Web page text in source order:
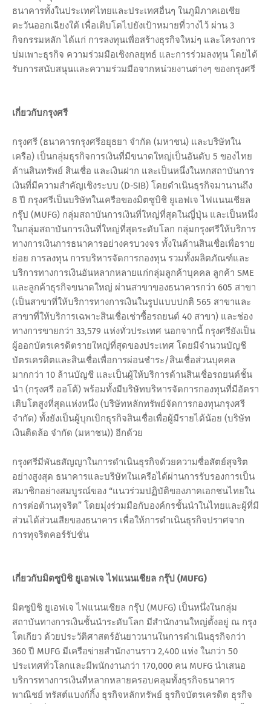
ธนาคารทั้งในประเทศไทยและประเทศอื่นๆ ในภูมิภาคเอเชีย
ตะวันออกเฉียงใต้ เพื่อเติบโตไปยังเป้าหมายที่วางไว้ ผ่าน 3
กิจกรรมหลัก ได้แก่ การลงทุนเพื่อสร้างธุรกิจใหม่ๆ และโครงการ
บ่มเพาะธุรกิจ ความร่วมมือเชิงกลยุทธ์ และการร่วมลงทุน โดยได้
รับการสนับสนุนและความร่วมมือจากหน่วยงานต่างๆ ของกรุงศรี
เกี่ยวกับกรุงศรี
กรุงศรี (ธนาคารกรุงศรีอยุธยา จำกัด (มหาชน) และบริษัทใน
เครือ) เป็นกลุ่มธุรกิจการเงินที่มีขนาดใหญ่เป็นอันดับ 5 ของไทย
ด้านสินทรัพย์ สินเชื่อ และเงินฝาก และเป็นหนึ่งในหกสถาบันการ
เงินที่มีความสำคัญเชิงระบบ (D-SIB) โดยดำเนินธุรกิจมานานถึง
8 ปี กรุงศรีเป็นบริษัทในเครือของมิตซูบิชิ ยูเอฟเจ ไฟแนนเชียล
กรุ๊ป (MUFG) กลุ่มสถาบันการเงินที่ใหญ่ที่สุดในญี่ปุ่น และเป็นหนึ่ง
ในกลุ่มสถาบันการเงินที่ใหญ่ที่สุดระดับโลก กลุ่มกรุงศรีให้บริการ
ทางการเงินการธนาคารอย่างครบวงจร ทั้งในด้านสินเชื่อเพื่อราย
ย่อย การลงทุน การบริหารจัดการกองทุน รวมทั้งผลิตภัณฑ์และ
บริการทางการเงินอันหลากหลายแก่กลุ่มลูกค้าบุคคล ลูกค้า SME
และลูกค้าธุรกิจขนาดใหญ่ ผ่านสาขาของธนาคารกว่า 605 สาขา
(เป็นสาขาที่ให้บริการทางการเงินในรูปแบบปกติ 565 สาขาและ
สาขาที่ให้บริการเฉพาะสินเชื่อเช่าซื้อรถยนต์ 40 สาขา) และช่อง
ทางการขายกว่า 33,579 แห่งทั่วประเทศ นอกจากนี้ กรุงศรียังเป็น
ผู้ออกบัตรเครดิตรายใหญ่ที่สุดของประเทศ โดยมีจำนวนบัญชี
บัตรเครดิตและสินเชื่อเพื่อการผ่อนชำระ/สินเชื่อส่วนบุคคล
มากกว่า 10 ล้านบัญชี และเป็นผู้ให้บริการด้านสินเชื่อรถยนต์ชั้น
นำ (กรุงศรี ออโต้) พร้อมทั้งมีบริษัทบริหารจัดการกองทุนที่มีอัตรา
เติบโตสูงที่สุดแห่งหนึ่ง (บริษัทหลักทรัพย์จัดการกองทุนกรุงศรี
จำกัด) ทั้งยังเป็นผู้บุกเบิกธุรกิจสินเชื่อเพื่อผู้มีรายได้น้อย (บริษัท
เงินติดล้อ จำกัด (มหาชน)) อีกด้วย
กรุงศรีมีพันธสัญญาในการดำเนินธุรกิจด้วยความซื่อสัตย์สุจริต
อย่างสูงสุด ธนาคารและบริษัทในเครือได้ผ่านการรับรองการเป็น
สมาชิกอย่างสมบูรณ์ของ “แนวร่วมปฏิบัติของภาคเอกชนไทยใน
การต่อต้านทุจริต” โดยมุ่งร่วมมือกับองค์กรชั้นนำในไทยและผู้ที่มี
ส่วนได้ส่วนเสียของธนาคาร เพื่อให้การดำเนินธุรกิจปราศจาก
การทุจริตคอร์รัปชั่น
เกี่ยวกับมิตซูบิชิ ยูเอฟเจ ไฟแนนเชียล กรุ๊ป (MUFG)
มิตซูบิชิ ยูเอฟเจ ไฟแนนเชียล กรุ๊ป (MUFG) เป็นหนึ่งในกลุ่ม
สถาบันทางการเงินชั้นนำระดับโลก มีสำนักงานใหญ่ตั้งอยู่ ณ กรุง
โตเกียว ด้วยประวัติศาสตร์อันยาวนานในการดำเนินธุรกิจกว่า
360 ปี MUFG มีเครือข่ายสำนักงานราว 2,400 แห่ง ในกว่า 50
ประเทศทั่วโลกและมีพนักงานกว่า 170,000 คน MUFG นำเสนอ
บริการทางการเงินที่หลากหลายครอบคลุมทั้งธุรกิจธนาคาร
พาณิชย์ ทรัสต์แบงก์กิ้ง ธุรกิจหลักทรัพย์ ธุรกิจบัตรเครดิต ธุรกิจ